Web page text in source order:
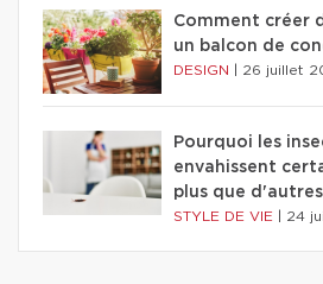
Comment créer
un balcon de
DESIGN 26 juillet
Pourquoi les
envahissent
plus que
STYLE DE VIE 24